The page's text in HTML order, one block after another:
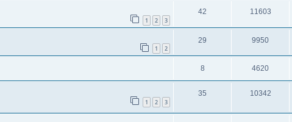
1 2 3
42 11603
1 2
29 9950
8 4620
1 2 3
35 10342